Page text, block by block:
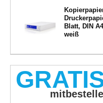
Blatt, DIN
weiß